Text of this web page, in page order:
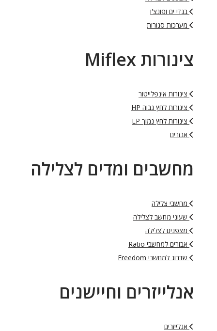
בגדי ים ופונצ'ו
מערכות סגורות
צינורות Miflex
צינורות אינפלייטור
צינורות לחץ גבוה HP
צינורות לחץ נמוך LP
אבזרים
מחשבים ומדים לצלילה
מחשבי צלילה
שעוני מחשב לצלילה
מצפנים לצלילה
אבזרים למחשבי Ratio
שדרוג למחשבי Freedom
אנלייזרים וחיישנים
אנלייזרים